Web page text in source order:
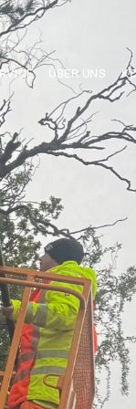
ÜBER UNS